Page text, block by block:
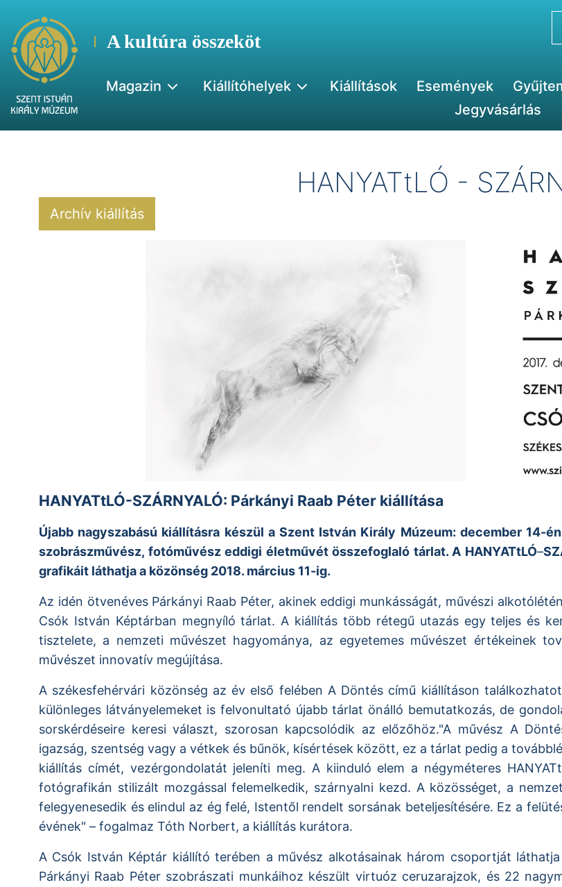
A kultúra összeköt
Magazin Kiállítóhelyek Kiállítások Események
Jegyvásárlás
HANYATtLÓ -
Archív kiállítás
HANYATtLÓ-SZÁRNYALÓ: Párkányi Raab Péter kiállítása
Újabb nagyszabású kiállításra készül a Szent István Király Múzeum: december 14-é
szobrászművész, fotóművész eddigi életművét összefoglaló tárlat. A HANYATtLÓ–
grafikáit láthatja a közönség 2018. március 11-ig.
Az idén ötvenéves Párkányi Raab Péter, akinek eddigi munkásságát, művészi
Csók István Képtárban megnyíló tárlat. A kiállítás több rétegű utazás egy teljes és
tisztelete, a nemzeti művészet hagyománya, az egyetemes művészet értékeinek
művészet innovatív megújítása.
A székesfehérvári közönség az év első felében A Döntés című kiállításon
különleges látványelemeket is felvonultató újabb tárlat önálló bemutatkozás, de
sorskérdéseire keresi választ, szorosan kapcsolódik az előzőhöz."A művész A
igazság, szentség vagy a vétkek és bűnök, kísértések között, ez a tárlat pedig a
kiállítás címét, vezérgondolatát jeleníti meg. A kiinduló elem a négyméteres
fotógrafikán stilizált mozgással felemelkedik, szárnyalni kezd. A közösséget, a
felegyenesedik és elindul az ég felé, Istentől rendelt sorsának beteljesítésére. Ez a
évének" – fogalmaz Tóth Norbert, a kiállítás kurátora.
A Csók István Képtár kiállító terében a művész alkotásainak három csoportját
Párkányi Raab Péter szobrászati munkáihoz készült virtuóz ceruzarajzok, és 22